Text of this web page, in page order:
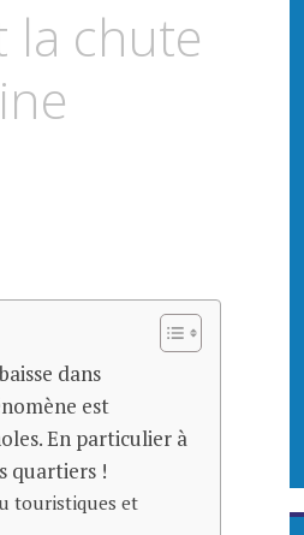
la chute
dans
est
En particulier à
quartiers !
touristiques et